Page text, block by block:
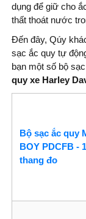
dụng để giữ cho
thất thoát nước
Đến đây, Qúy
sạc ắc quy tự
bạn một số bộ
quy xe Harley
Bộ sạc ắc quy
BOY PDCFB -
thang đo